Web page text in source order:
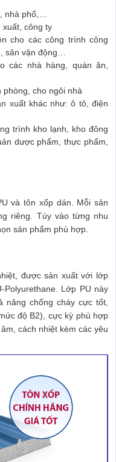
nhà phố,…
xuất, công ty
cho các công trình công
sân vận động…
các nhà hàng, quán ăn,
cho ngôi nhà
xuất khác như: ô tô, điện
trình kho lạnh, kho đông
dược phẩm, thực phẩm,
và tôn xốp dán. Mỗi sản
riêng. Tùy vào từng nhu
sản phẩm phù hợp.
được sản xuất với lớp
Lớp PU này
năng chống cháy cực tốt,
độ B2), cực kỳ phù hợp
cách nhiệt kèm các yêu